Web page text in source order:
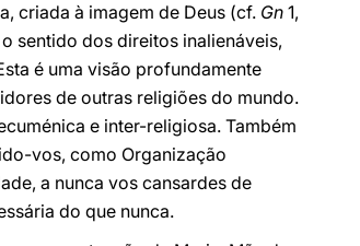
criada à imagem de Deus (cf. Gn 1,
sentido dos direitos inalienáveis,
é uma visão profundamente
de outras religiões do mundo.
e inter-religiosa. Também
vos, como Organização
a nunca vos cansardes de
do que nunca.